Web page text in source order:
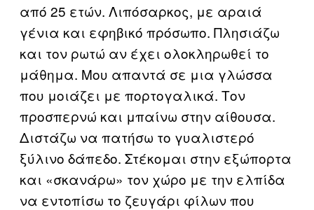
από 25 ετών. Λιπόσαρκος, με αραιά
γένια και εφηβικό πρόσωπο. Πλησιάζω
και τον ρωτώ αν έχει ολοκληρωθεί το
μάθημα. Μου απαντά σε μια γλώσσα
που μοιάζει με πορτογαλικά. Τον
προσπερνώ και μπαίνω στην αίθουσα.
Διστάζω να πατήσω το γυαλιστερό
ξύλινο δάπεδο. Στέκομαι στην εξώπορτα
και «σκανάρω» τον χώρο με την ελπίδα
να εντοπίσω το ζευγάρι φίλων που